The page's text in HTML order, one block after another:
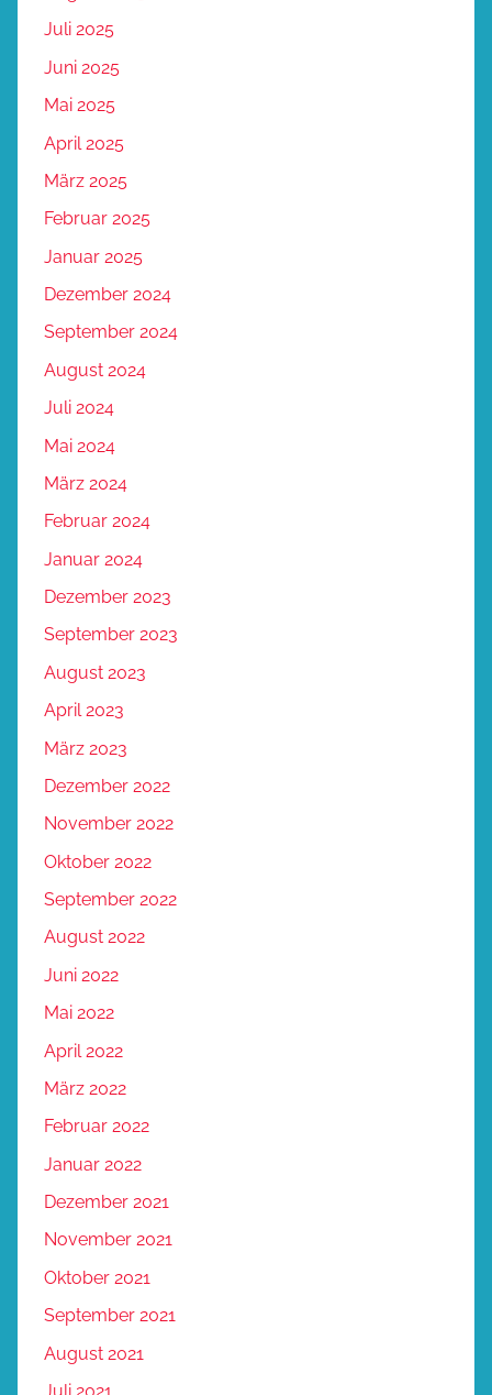
Juli 2025
Juni 2025
Mai 2025
April 2025
März 2025
Februar 2025
Januar 2025
Dezember 2024
September 2024
August 2024
Juli 2024
Mai 2024
März 2024
Februar 2024
Januar 2024
Dezember 2023
September 2023
August 2023
April 2023
März 2023
Dezember 2022
November 2022
Oktober 2022
September 2022
August 2022
Juni 2022
Mai 2022
April 2022
März 2022
Februar 2022
Januar 2022
Dezember 2021
November 2021
Oktober 2021
September 2021
August 2021